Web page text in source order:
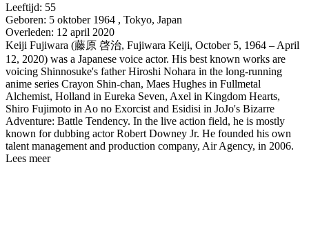
Leeftijd: 55
Geboren: 5 oktober 1964 , Tokyo, Japan
Overleden: 12 april 2020
Keiji Fujiwara (藤原 啓治, Fujiwara Keiji, October 5, 1964 – April
12, 2020) was a Japanese voice actor. His best known works are
voicing Shinnosuke's father Hiroshi Nohara in the long-running
anime series Crayon Shin-chan, Maes Hughes in Fullmetal
Alchemist, Holland in Eureka Seven, Axel in Kingdom Hearts,
Shiro Fujimoto in Ao no Exorcist and Esidisi in JoJo's Bizarre
Adventure: Battle Tendency. In the live action field, he is mostly
known for dubbing actor Robert Downey Jr. He founded his own
talent management and production company, Air Agency, in 2006.
Lees meer